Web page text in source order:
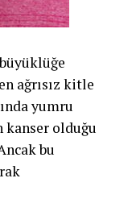
ağrısız kitle
yumru
kanser olduğu
bu